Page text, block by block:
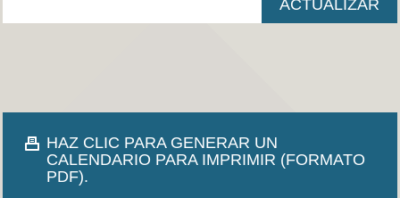
HAZ CLIC PARA GENERAR UN
CALENDARIO PARA IMPRIMIR (FORMATO
PDF).